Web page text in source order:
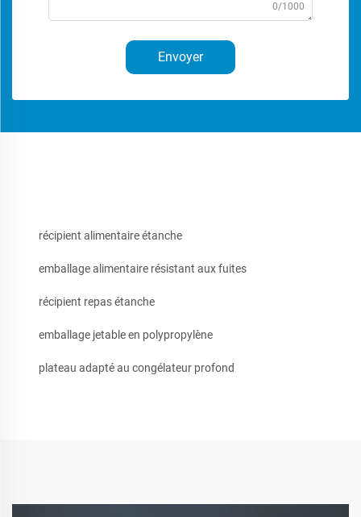
0/1000
Envoyer
récipient alimentaire étanche
emballage alimentaire résistant aux fuites
récipient repas étanche
emballage jetable en polypropylène
plateau adapté au congélateur profond